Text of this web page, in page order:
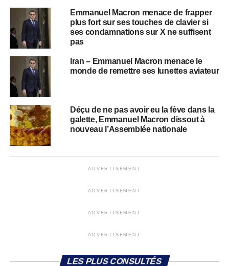
Emmanuel Macron menace de frapper
plus fort sur ses touches de clavier si
ses condamnations sur X ne suffisent
pas
Iran – Emmanuel Macron menace le
monde de remettre ses lunettes aviateur
Déçu de ne pas avoir eu la fève dans la
galette, Emmanuel Macron dissout à
nouveau l’Assemblée nationale
ADVERTISEMENT
ADVERTISEMENT
ADVERTISEMENT
ADVERTISEMENT
LES PLUS CONSULTÉS